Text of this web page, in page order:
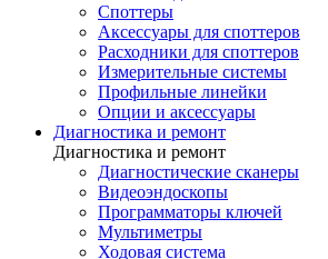
Споттеры
Аксессуары для споттеров
Расходники для споттеров
Измерительные системы
Профильные линейки
Опции и аксессуары
Диагностика и ремонт
Диагностика и ремонт
Диагностические сканеры
Видеоэндоскопы
Программаторы ключей
Мультиметры
Ходовая система